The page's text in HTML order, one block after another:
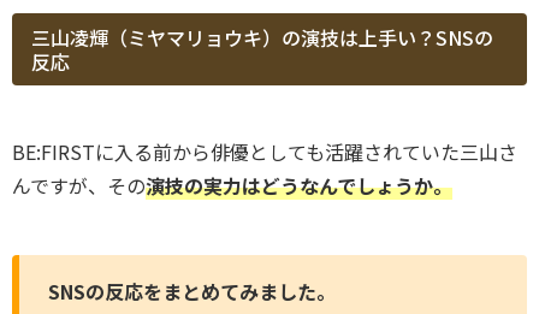
三山凌輝（ミヤマリョウキ）の演技は上手い？SNSの
反応
BE:FIRSTに入る前から俳優としても活躍されていた三山さ
んですが、その演技の実力はどうなんでしょうか。
SNSの反応をまとめてみました。